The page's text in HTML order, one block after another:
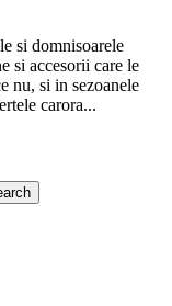
si domnisoarele
si accesorii care le
nu, si in sezoanele
carora...